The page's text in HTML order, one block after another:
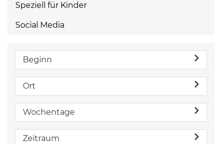
Speziell für Kinder
Social Media
Beginn
Ort
Wochentage
Zeitraum